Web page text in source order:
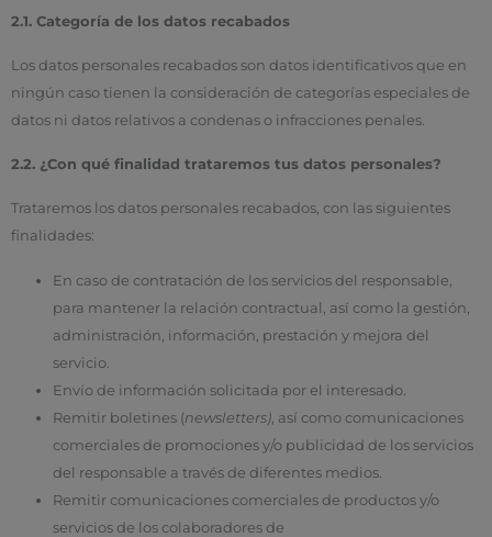
2.1. Categoría de los datos recabados
Los datos personales recabados son datos identificativos que en
ningún caso tienen la consideración de categorías especiales de
datos ni datos relativos a condenas o infracciones penales.
2.2. ¿Con qué finalidad trataremos tus datos personales?
Trataremos los datos personales recabados, con las siguientes
finalidades:
En caso de contratación de los servicios del responsable,
para mantener la relación contractual, así como la gestión,
administración, información, prestación y mejora del
servicio.
Envío de información solicitada por el interesado.
Remitir boletines (newsletters) , así como comunicaciones
comerciales de promociones y/o publicidad de los servicios
del responsable a través de diferentes medios.
Remitir comunicaciones comerciales de productos y/o
servicios de los colaboradores de